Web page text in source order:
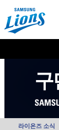
구
라이온즈 소식